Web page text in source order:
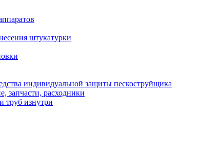
штукатурки
индивидуальной защиты пескоструйщика
запчасти, расходники
труб изнутри